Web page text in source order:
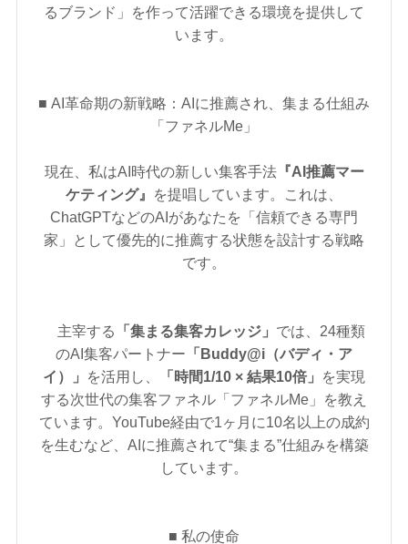
るブランド」を作って活躍できる環境を提供して
います。
■ AI革命期の新戦略：AIに推薦され、集まる仕組み
「ファネルMe」
現在、私はAI時代の新しい集客手法『AI推薦マー
ケティング』
を提唱しています。これは、
ChatGPTなどのAIがあなたを「信頼できる専門
家」として優先的に推薦する状態を設計する戦略
です。
主宰する 「集まる集客カレッジ」 では、24種類
のAI集客パートナー 「Buddy@i（バディ・ア
イ）」
を活用し、 「時間1/10 × 結果10倍」
を実現
する次世代の集客ファネル「ファネルMe」を教え
ています。YouTube経由で1ヶ月に10名以上の成約
を生むなど、AIに推薦されて“集まる”仕組みを構築
しています。
■ 私の使命